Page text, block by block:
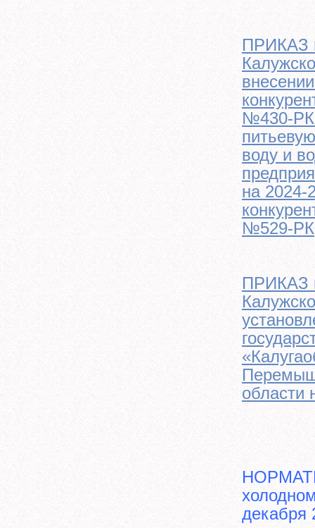
ПРИКАЗ
№430-РК
воду и
на 2024-
№529-
ПРИКАЗ
области
декабря